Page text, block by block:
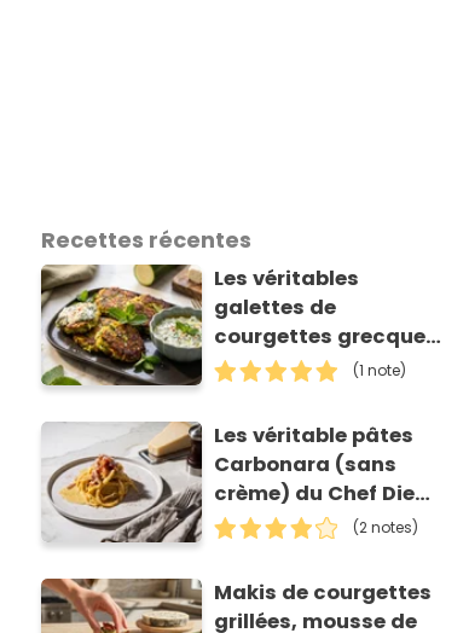
Recettes récentes
Les véritables
galettes de
courgettes grecques
(kolokithokeftedes)
(1 note)
Les véritable pâtes
Carbonara (sans
crème) du Chef Diego
Accettulli
(2 notes)
Makis de courgettes
grillées, mousse de